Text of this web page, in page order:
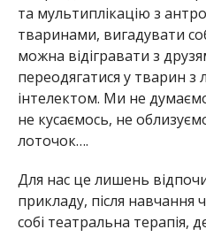
та мультиплікацію з
тваринами, вигадувати
можна відігравати з
переодягатися у тварин
інтелектом. Ми не
не кусаємось, не
лоточок….
Для нас це лишень
прикладу, після навчання
собі театральна терапія,